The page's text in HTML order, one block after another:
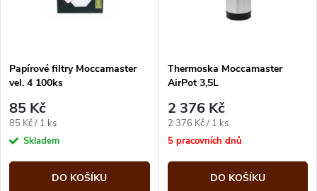
p
r
o
s
p
r
o
Papírové filtry Moccamaster
vel. 4 100ks
85 Kč
Měrná
cena:
85 Kč / 1 ks
Skladem
DO KOŠÍKU
Thermoska Moccamaster
AirPot 3,5L
2 376 Kč
Měrná
cena:
2 376 Kč / 1 ks
5 pracovních dnů
DO KOŠÍKU